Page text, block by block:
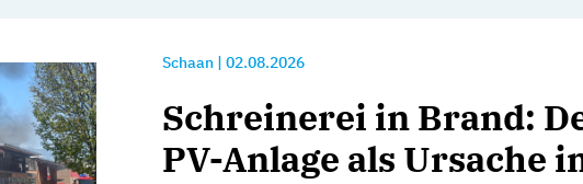
Schaan 02.08.2026
Schreinerei in Brand:
PV-Anlage als Ursache